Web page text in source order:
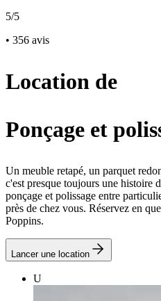
5/5
• 356 avis
Location de
Ponçage et
Un meuble retapé, un parquet
c'est presque toujours une histoire
ponçage et polissage entre
près de chez vous. Réservez en
Poppins.
Lancer une location
U